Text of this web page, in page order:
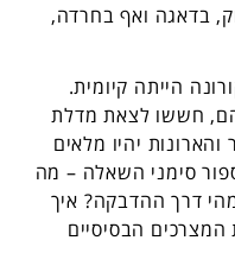
בדאגה ואף בחרדה,
הייתה קיומית.
חששו לצאת מדלת
יהיו מלאים
סימני השאלה – מה
דרך ההדבקה? איך
המצרכים הבסיסיים